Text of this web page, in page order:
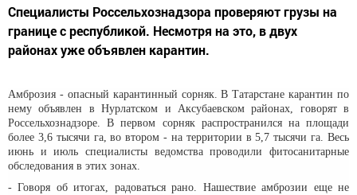
Специалисты Россельхознадзора проверяют грузы на
границе с республикой. Несмотря на это, в двух
районах уже объявлен карантин.
Амброзия - опасный карантинный сорняк. В Татарстане карантин по
нему объявлен в Нурлатском и Аксубаевском районах, говорят в
Россельхознадзоре. В первом сорняк распространился на площади
более 3,6 тысячи га, во втором - на территории в 5,7 тысячи га. Весь
июнь и июль специалисты ведомства проводили фитосанитарные
обследования в этих зонах.
- Говоря об итогах, радоваться рано. Нашествие амброзии еще не